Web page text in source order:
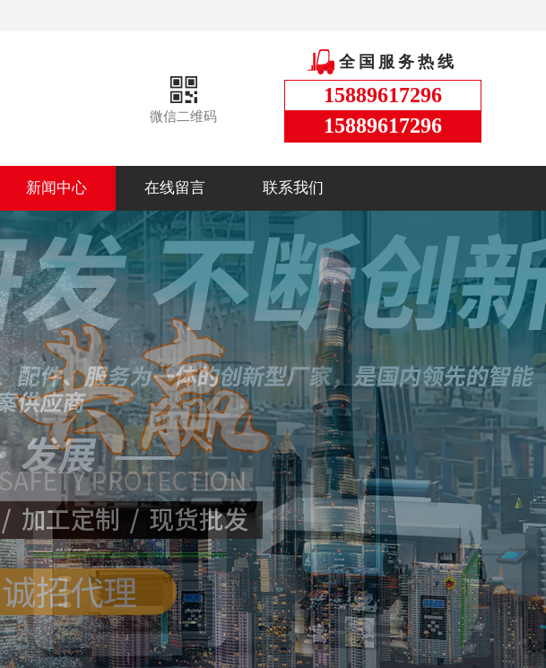
微信二维码
全国服务热线
15889617296
15889617296
新闻中心 在线留言 联系我们